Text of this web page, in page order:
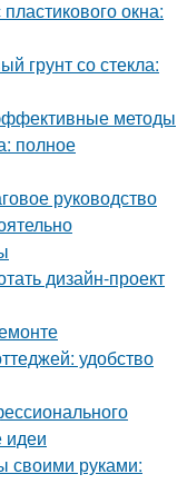
окна:
грунт со стекла:
методы
полное
руководство
дизайн-проект
удобство
идеи
своими руками: